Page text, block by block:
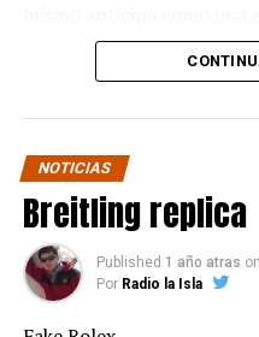
en el tiempo.
“Hola a
pasado más
y no hay
de cuando
para pagar
tanto
NOTICIAS
Breitling replica
Published 1 año atras on
Por Radio la Isla